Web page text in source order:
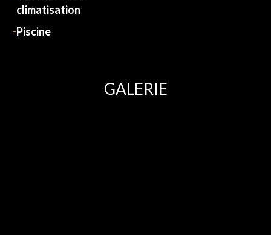
climatisation
Piscine
GALERIE